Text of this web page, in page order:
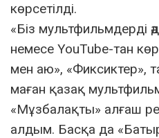
көрсетілді.
«Біз мультфильмдерді
немесе YouTube-тан
мен аю», «Фиксиктер»,
маған қазақ
«Мұзбалақты» алғаш
алдым. Басқа да